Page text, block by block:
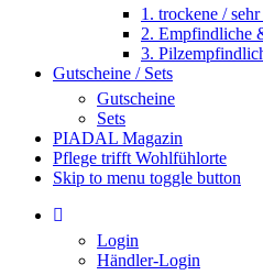
1. trockene /
2. Empfindliche
3.
Gutscheine / Sets
Gutscheine
Sets
PIADAL Magazin
Pflege trifft Wohlfühlorte
Skip to menu toggle button
Login
Händler-Login